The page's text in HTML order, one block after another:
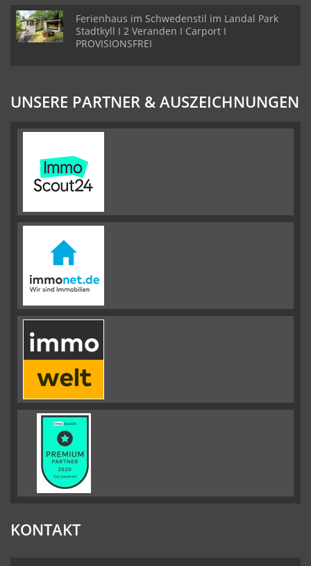
Ferienhaus im Schwedenstil im Landal Park
Stadtkyll I 2 Veranden I Carport I
PROVISIONSFREI
UNSERE PARTNER & AUSZEICHNUNGEN
KONTAKT